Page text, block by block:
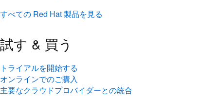
試す & 買う
トライアルを開始する
オンラインでのご購入
主要なクラウドプロバイダーとの統合